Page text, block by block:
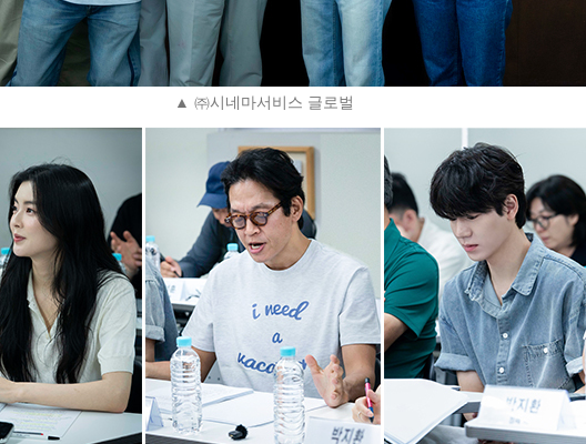
▲ ㈜시네마서비스 글로벌